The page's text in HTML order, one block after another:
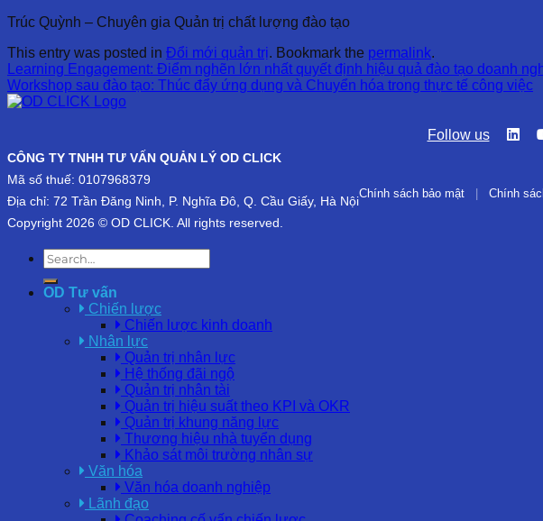
Trúc Quỳnh – Chuyên gia Quản trị chất lượng đào tạo
This entry was posted in Đổi mới quản trị. Bookmark the permalink.
Learning Engagement: Điểm nghẽn lớn nhất quyết định hiệu quả đào tạo doanh
Workshop sau đào tạo: Thúc đẩy ứng dụng và Chuyển hóa trong thực tế công việc
CÔNG TY TNHH TƯ VẤN QUẢN LÝ OD CLICK
Mã số thuế: 0107968379
Địa chỉ: 72 Trần Đăng Ninh, P. Nghĩa Đô, Q. Cầu Giấy, Hà Nội
Copyright 2026 © OD CLICK. All rights reserved.
Follow us
Chính sách bảo mật Chính
OD Tư vấn
Chiến lược
Chiến lược kinh doanh
Nhân lực
Quản trị nhân lực
Hệ thống đãi ngộ
Quản trị nhân tài
Quản trị hiệu suất theo KPI và OKR
Quản trị khung năng lực
Thương hiệu nhà tuyển dụng
Khảo sát môi trường nhân sự
Văn hóa
Văn hóa doanh nghiệp
Lãnh đạo